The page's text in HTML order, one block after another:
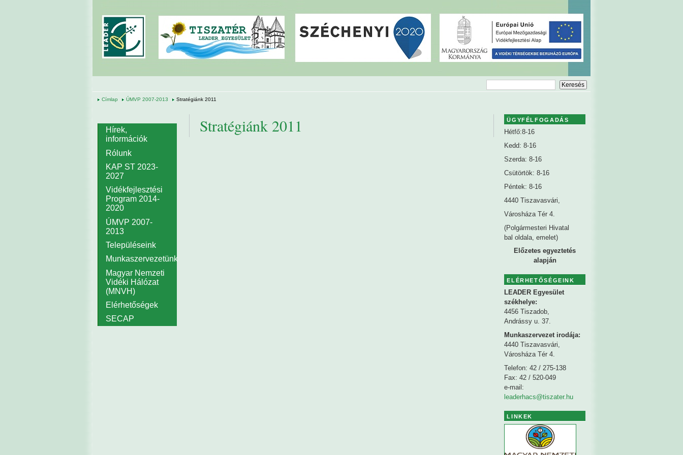
Címlap ÚMVP 2007-2013 Stratégiánk 2011
Stratégiánk 2011
Hírek,
információk
Rólunk
KAP ST 2023-
2027
Vidékfejlesztési
Program 2014-
2020
ÚMVP 2007-
2013
Településeink
Munkaszervezetünk
Magyar Nemzeti
Vidéki Hálózat
(MNVH)
Elérhetőségek
SECAP
ÜGYFÉLFOGADÁS
Hétfő:8-16
Kedd: 8-16
Szerda: 8-16
Csütörtök: 8-16
Péntek: 8-16
4440 Tiszavasvári,
Városháza Tér 4.
(Polgármesteri Hivatal
bal oldala, emelet)
Előzetes egyeztetés
alapján
ELÉRHETŐSÉGEINK
LEADER Egyesület
székhelye:
4456 Tiszadob,
Andrássy u. 37.
Munkaszervezet irodája:
4440 Tiszavasvári,
Városháza Tér 4.
Telefon: 42 / 275-138
Fax: 42 / 520-049
e-mail:
leaderhacs@tiszater.hu
LINKEK